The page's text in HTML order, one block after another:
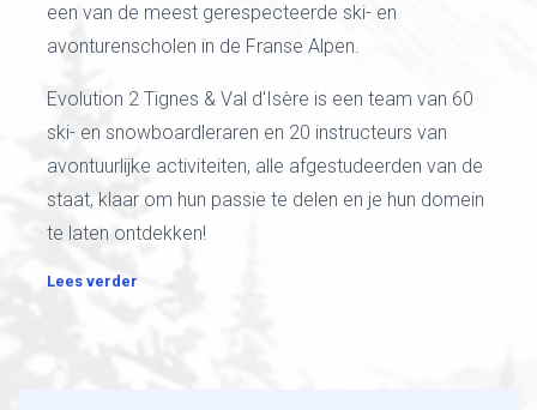
een van de meest gerespecteerde ski- en
avonturenscholen in de Franse Alpen.
Evolution 2 Tignes & Val d'Isère is een team van 60
ski- en snowboardleraren en 20 instructeurs van
avontuurlijke activiteiten, alle afgestudeerden van de
staat, klaar om hun passie te delen en je hun domein
te laten ontdekken!
Lees verder